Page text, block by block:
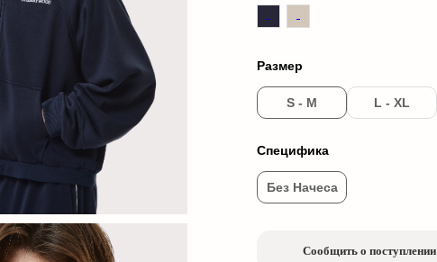
Размер
S - M L - XL
Специфика
Без Начеса
Сообщить о поступлении